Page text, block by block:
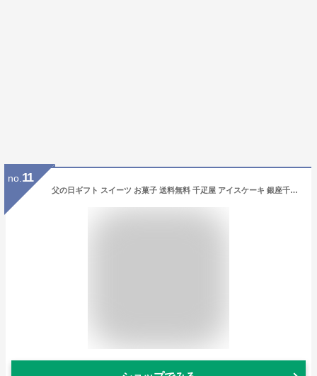
no. 11
父の日ギフト スイーツ お菓子 送料無料 千疋屋 アイスケーキ 銀座千疋屋 銀座フルーツタルトアイス 10個 PGS-154. メーカー直送 /内祝い お返し 内祝い 出産 結婚 お返し お取り寄せグルメ 高級